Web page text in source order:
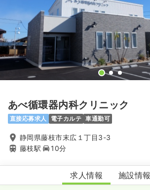
あべ循環器内科クリニック
直接応募求人 電子カルテ 車通勤可
静岡県藤枝市末広１丁目3-3
藤枝駅
10分
あべ循環器内科クリニック
求人情報 施設情報